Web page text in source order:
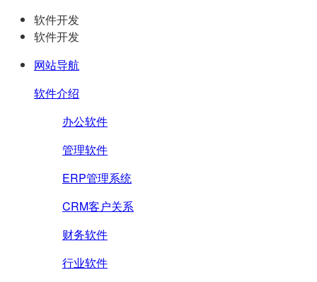
软件开发
软件开发
网站导航
软件介绍
办公软件
管理软件
ERP管理系统
CRM客户关系
财务软件
行业软件